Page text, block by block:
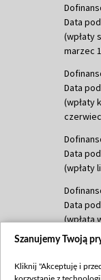
Data
(wpłaty
marzec
Data
(wpłaty
Data
(wpłaty
Data
(wpłata
(wpłata
Szanujemy Twoją
Kliknij "Akceptuję i